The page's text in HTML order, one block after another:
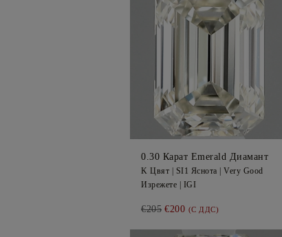
0.30 Карат Emerald Диамант
K Цвят | SI1 Яснота | Very Good
Изрежете | IGI
€205 €200 (С ДДС)